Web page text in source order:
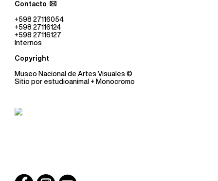
Contacto
+598 27116054
+598 27116124
+598 27116127
Internos
Copyright
Museo Nacional de Artes Visuales ©
Sitio por estudioanimal + Monocromo